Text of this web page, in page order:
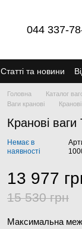
044 337-
Статті та новини
Головна Каталог
Ваги кранові
Кранові
Немає в
наявності
13 977
15 530 грн
Максимальна